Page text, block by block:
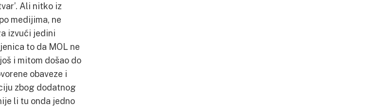
Ali nitko iz
medijima, ne
izvući jedini
to da MOL ne
i mitom došao do
obaveze i
zbog dodatnog
li tu onda jedno